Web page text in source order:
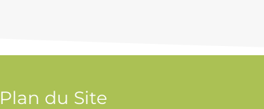
Plan du Site